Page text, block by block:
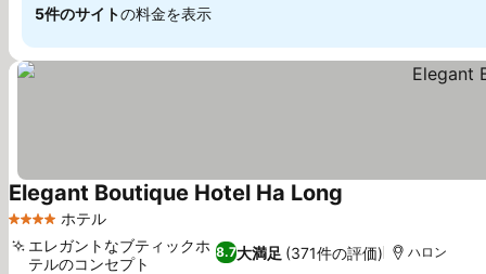
5件のサイトの料金を表示
4 ホテルのランク
ホテル
Elegant Boutique Hotel Ha Long
8.7大満足 (371件の評価)
エレガントなブティックホ
テルのコンセプト
ハロン